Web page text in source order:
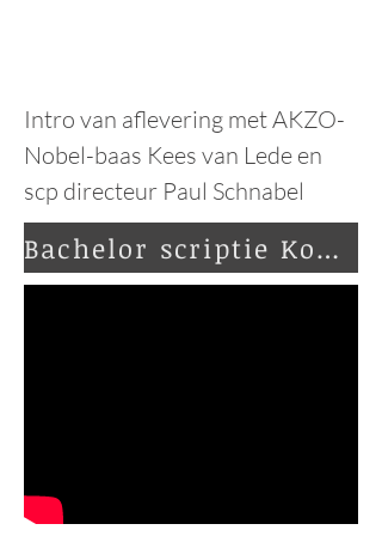
Intro van aflevering met AKZO-
Nobel-baas Kees van Lede en
scp directeur Paul Schnabel
Bachelor scriptie Koos e Wilt